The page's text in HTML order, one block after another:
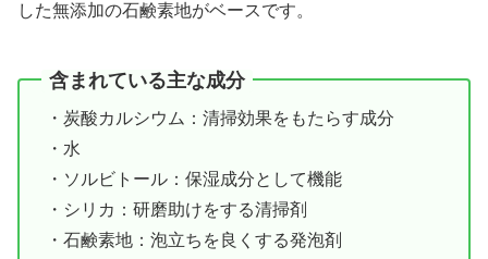
した無添加の石鹸素地がベースです。
含まれている主な成分
・炭酸カルシウム：清掃効果をもたらす成分
・水
・ソルビトール：保湿成分として機能
・シリカ：研磨助けをする清掃剤
・石鹸素地：泡立ちを良くする発泡剤